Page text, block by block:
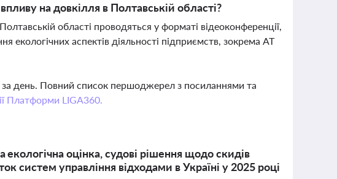
на довкілля в Полтавській області?
області проводяться у форматі відеоконференції,
аспектів діяльності підприємств, зокрема АТ
день. Повний список першоджерел з посиланнями та
Платформи LIGA360.
оцінка, судові рішення щодо скидів
систем управління відходами в Україні у 2025 році